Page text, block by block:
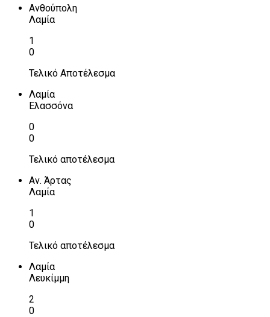
Ανθούπολη
Λαμία
1
0
Τελικό Αποτέλεσμα
Λαμία
Ελασσόνα
0
0
Τελικό αποτέλεσμα
Αν. Άρτας
Λαμία
1
0
Τελικό αποτέλεσμα
Λαμία
Λευκίμμη
2
0